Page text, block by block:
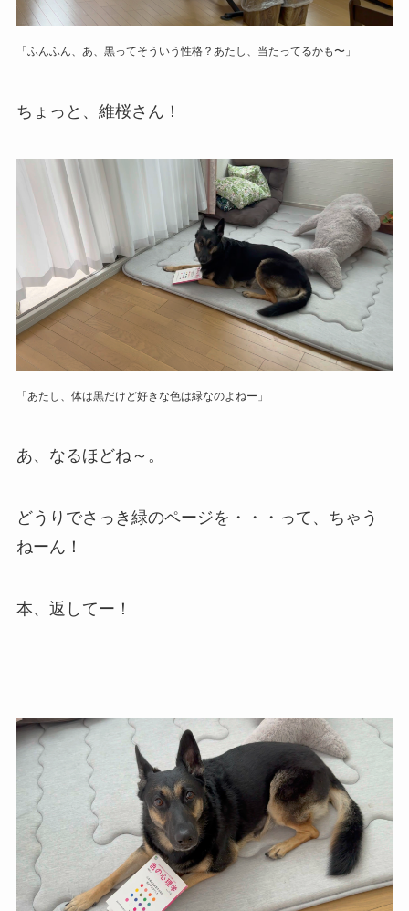
「ふんふん、あ、黒ってそういう性格？あたし、当たってるかも〜」
ちょっと、維桜さん！
「あたし、体は黒だけど好きな色は緑なのよねー」
あ、なるほどね～。
どうりでさっき緑のページを・・・って、ちゃう
ねーん！
本、返してー！